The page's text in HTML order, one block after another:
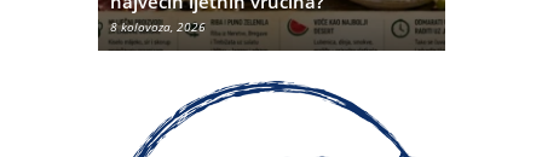
8 kolovoza, 2026